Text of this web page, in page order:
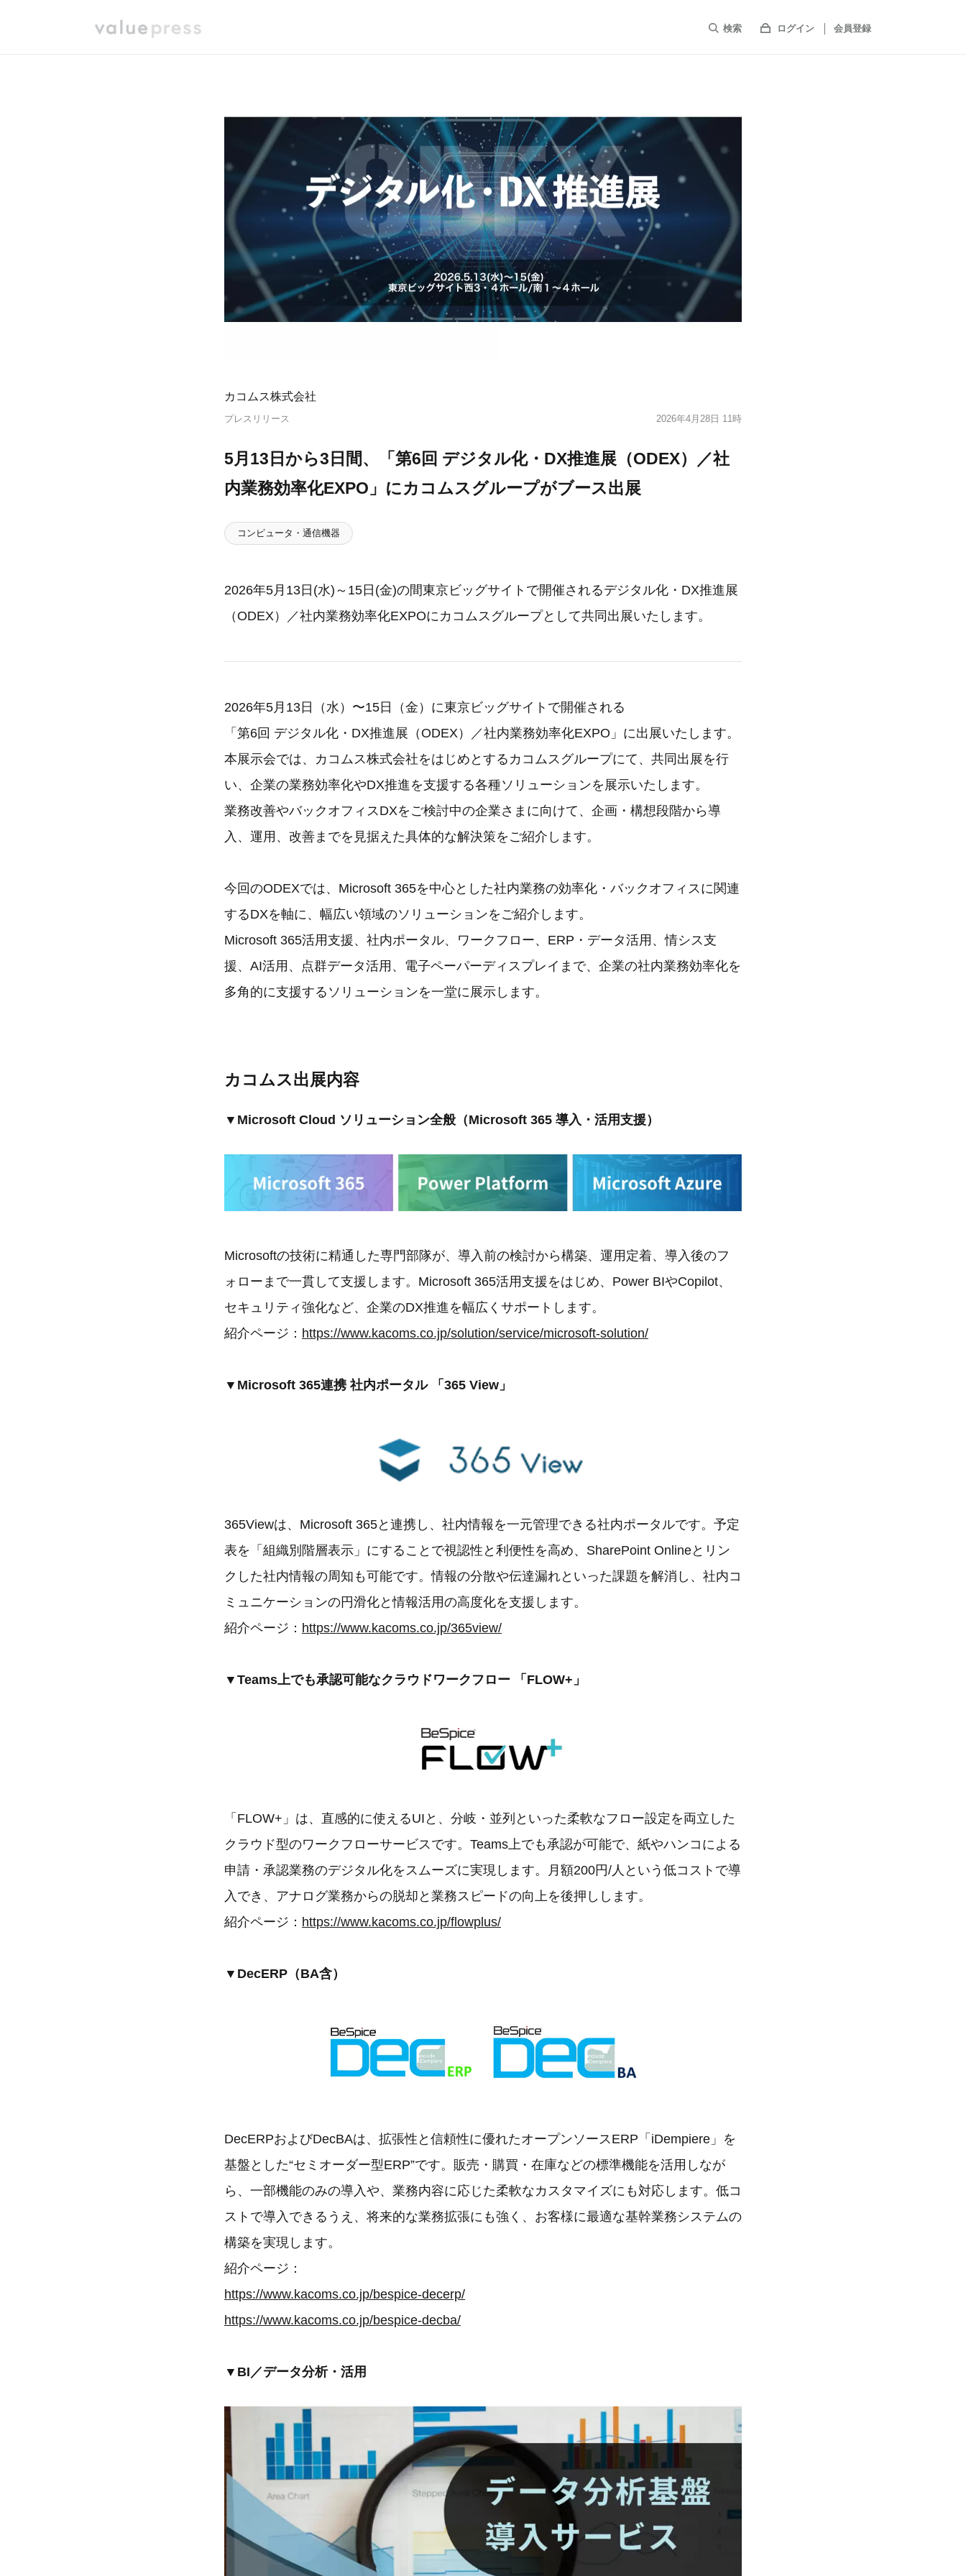
検索 ログイン 会員登録
カコムス株式会社
プレスリリース 2026年4月28日 11時
5月13日から3日間、「第6回 デジタル化・DX推進展（ODEX）／社
内業務効率化EXPO」にカコムスグループがブース出展
コンピュータ・通信機器
2026年5月13日(水)～15日(金)の間東京ビッグサイトで開催されるデジタル化・DX推進展
（ODEX）／社内業務効率化EXPOにカコムスグループとして共同出展いたします。
2026年5月13日（水）〜15日（金）に東京ビッグサイトで開催される
「第6回 デジタル化・DX推進展（ODEX）／社内業務効率化EXPO」に出展いたします。
本展示会では、カコムス株式会社をはじめとするカコムスグループにて、共同出展を行
い、企業の業務効率化やDX推進を支援する各種ソリューションを展示いたします。
業務改善やバックオフィスDXをご検討中の企業さまに向けて、企画・構想段階から導
入、運用、改善までを見据えた具体的な解決策をご紹介します。
今回のODEXでは、Microsoft 365を中心とした社内業務の効率化・バックオフィスに関連
するDXを軸に、幅広い領域のソリューションをご紹介します。
Microsoft 365活用支援、社内ポータル、ワークフロー、ERP・データ活用、情シス支
援、AI活用、点群データ活用、電子ペーパーディスプレイまで、企業の社内業務効率化を
多角的に支援するソリューションを一堂に展示します。
カコムス出展内容
▼Microsoft Cloud ソリューション全般（Microsoft 365 導入・活用支援）
Microsoftの技術に精通した専門部隊が、導入前の検討から構築、運用定着、導入後のフ
ォローまで一貫して支援します。Microsoft 365活用支援をはじめ、Power BIやCopilot、
セキュリティ強化など、企業のDX推進を幅広くサポートします。
紹介ページ： https://www.kacoms.co.jp/solution/service/microsoft-solution/
▼Microsoft 365連携 社内ポータル 「365 View」
365Viewは、Microsoft 365と連携し、社内情報を一元管理できる社内ポータルです。予定
表を「組織別階層表示」にすることで視認性と利便性を高め、SharePoint Onlineとリン
クした社内情報の周知も可能です。情報の分散や伝達漏れといった課題を解消し、社内コ
ミュニケーションの円滑化と情報活用の高度化を支援します。
紹介ページ： https://www.kacoms.co.jp/365view/
▼Teams上でも承認可能なクラウドワークフロー 「FLOW+」
「FLOW+」は、直感的に使えるUIと、分岐・並列といった柔軟なフロー設定を両立した
クラウド型のワークフローサービスです。Teams上でも承認が可能で、紙やハンコによる
申請・承認業務のデジタル化をスムーズに実現します。月額200円/人という低コストで導
入でき、アナログ業務からの脱却と業務スピードの向上を後押しします。
紹介ページ： https://www.kacoms.co.jp/flowplus/
▼DecERP（BA含）
DecERPおよびDecBAは、拡張性と信頼性に優れたオープンソースERP「iDempiere」を
基盤とした“セミオーダー型ERP”です。販売・購買・在庫などの標準機能を活用しなが
ら、一部機能のみの導入や、業務内容に応じた柔軟なカスタマイズにも対応します。低コ
ストで導入できるうえ、将来的な業務拡張にも強く、お客様に最適な基幹業務システムの
構築を実現します。
紹介ページ：
https://www.kacoms.co.jp/bespice-decerp/
https://www.kacoms.co.jp/bespice-decba/
▼BI／データ分析・活用